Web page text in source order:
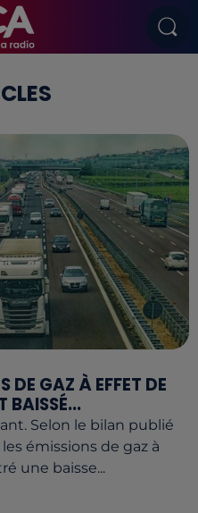
DE GAZ À EFFET DE
BAISSÉ...
Selon le bilan publié
émissions de gaz à
une baisse...